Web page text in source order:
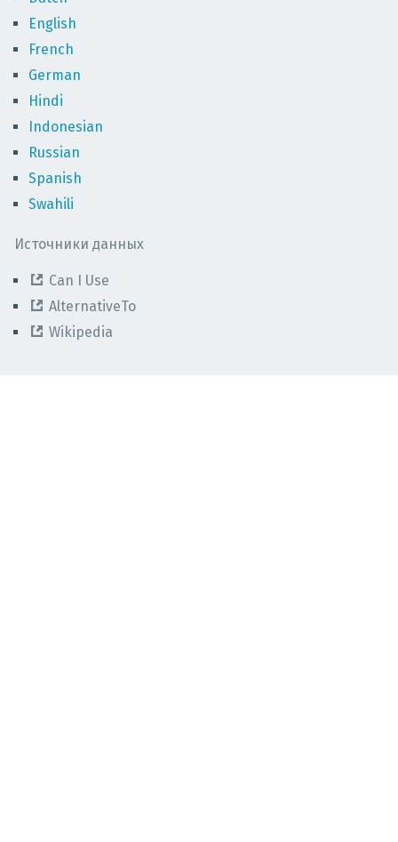
English
French
German
Hindi
Indonesian
Russian
Spanish
Swahili
Источники данных
Can I Use
AlternativeTo
Wikipedia